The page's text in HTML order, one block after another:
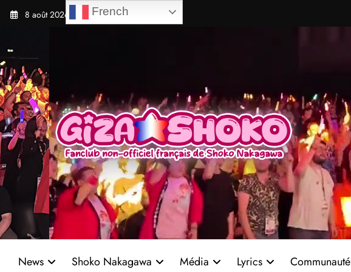
Aller
8 août 2026
News Shoko Nakagawa Média Lyrics Communauté
French